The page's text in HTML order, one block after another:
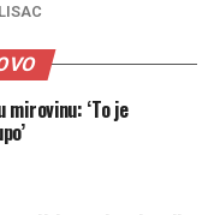
mirovinu: ‘To je